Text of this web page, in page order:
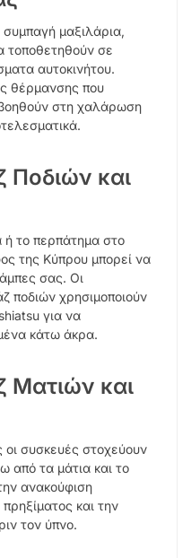
μαξιλάρια,
τοποθετηθούν σε
αυτοκινήτου.
θέρμανσης που
στη χαλάρωση
Ποδιών και
το περπάτημα στο
της Κύπρου μπορεί να
σας. Οι
ποδιών χρησιμοποιούν
για να
κάτω άκρα.
Ματιών και
οι συσκευές στοχεύουν
από τα μάτια και το
ανακούφιση
και την
τον ύπνο.